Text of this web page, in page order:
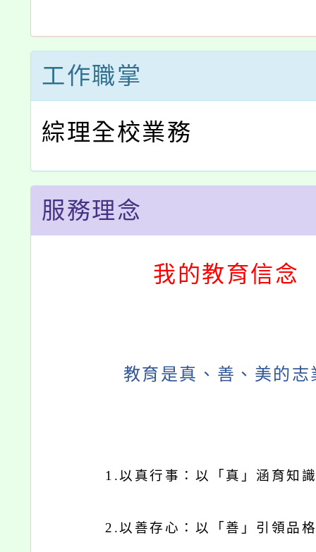
工作職掌
綜理全校業務
服務理念
我的教育信念
教育是真、善、美的志
1.以真行事：以「真」涵育知
2.以善存心：以「善」引領品